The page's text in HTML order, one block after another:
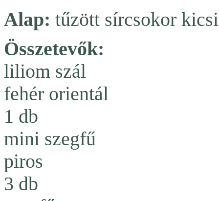
Alap: tűzött sírcsokor
Összetevők:
liliom szál
fehér orientál
1 db
mini szegfű
piros
3 db